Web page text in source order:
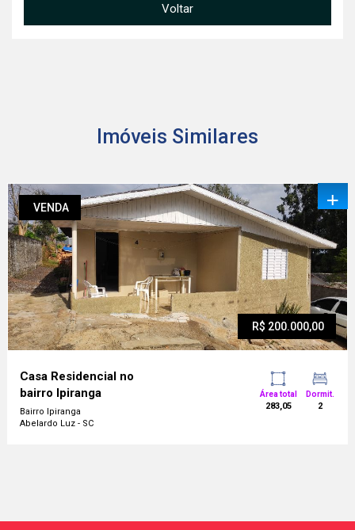
Voltar
Imóveis Similares
VENDA +
R$ 200.000,00
Casa Residencial no
bairro Ipiranga
Bairro Ipiranga
Abelardo Luz - SC
Área total
283,05
Dormit.
2